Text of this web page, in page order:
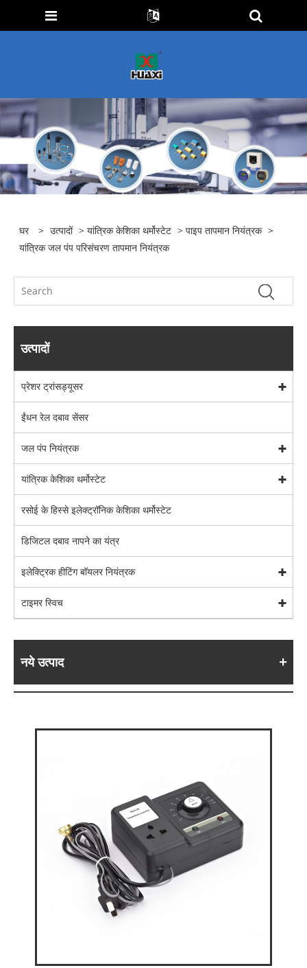
घर > उत्पादों >यांत्रिक केशिका थर्मोस्टेट >पाइप तापमान नियंत्रक >
यांत्रिक जल पंप परिसंचरण तापमान नियंत्रक
उत्पादों
प्रेशर ट्रांसड्यूसर
ईंधन रेल दबाव सेंसर
जल पंप नियंत्रक
यांत्रिक केशिका थर्मोस्टेट
रसोई के हिस्से इलेक्ट्रॉनिक केशिका थर्मोस्टेट
डिजिटल दबाव नापने का यंत्र
इलेक्ट्रिक हीटिंग बॉयलर नियंत्रक
टाइमर स्विच
नये उत्पाद